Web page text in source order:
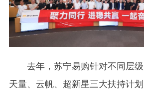
去年，苏宁易购针对不同层
天量、云帆、超新星三大扶持计